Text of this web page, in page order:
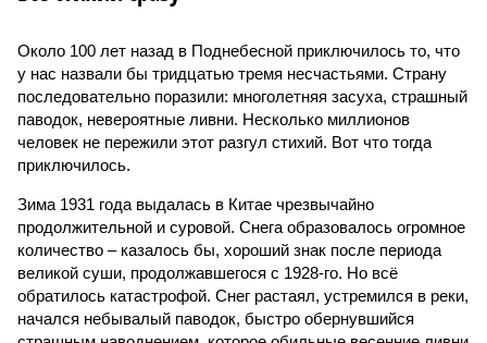
Около 100 лет назад в Поднебесной приключилось то, что
у нас назвали бы тридцатью тремя несчастьями. Страну
последовательно поразили: многолетняя засуха, страшный
паводок, невероятные ливни. Несколько миллионов
человек не пережили этот разгул стихий. Вот что тогда
приключилось.
Зима 1931 года выдалась в Китае чрезвычайно
продолжительной и суровой. Снега образовалось огромное
количество – казалось бы, хороший знак после периода
великой суши, продолжавшегося с 1928-го. Но всё
обратилось катастрофой. Снег растаял, устремился в реки,
начался небывалый паводок, быстро обернувшийся